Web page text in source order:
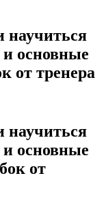
научиться
основные
от тренера
научиться
основные
от